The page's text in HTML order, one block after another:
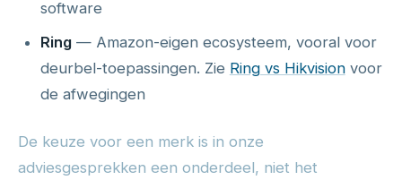
software
Ring— Amazon-eigen ecosysteem, vooral voor
deurbel-toepassingen. Zie Ring vs Hikvisionvoor
de afwegingen
De keuze voor een merk is in onze
adviesgesprekken een onderdeel, niet het